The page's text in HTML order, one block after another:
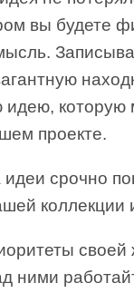
вы будете
идею, которую
проекте.
идеи срочно
коллекции
своей
ними